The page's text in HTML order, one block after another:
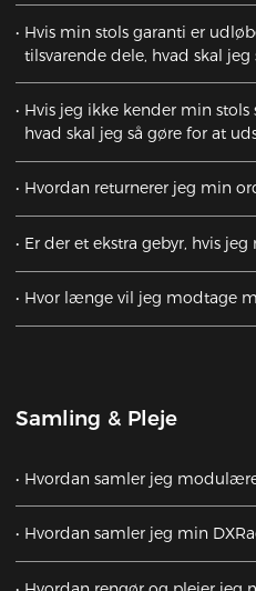
Hvis min stols garanti er
tilsvarende dele, hvad skal jeg
Hvis jeg ikke kender min stols
hvad skal jeg så gøre for at
Hvordan returnerer jeg min
Er der et ekstra gebyr, hvis
Hvor længe vil jeg modtage
Samling & Pleje
Hvordan samler jeg
Hvordan samler jeg min